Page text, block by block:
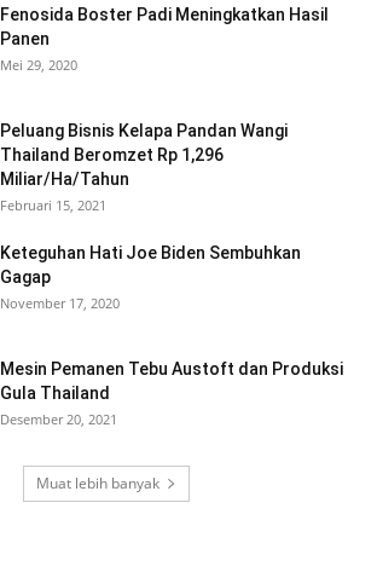
Fenosida Boster Padi Meningkatkan Hasil
Panen
Mei 29, 2020
Peluang Bisnis Kelapa Pandan Wangi
Thailand Beromzet Rp 1,296
Miliar/Ha/Tahun
Februari 15, 2021
Keteguhan Hati Joe Biden Sembuhkan
Gagap
November 17, 2020
Mesin Pemanen Tebu Austoft dan Produksi
Gula Thailand
Desember 20, 2021
Muat lebih banyak